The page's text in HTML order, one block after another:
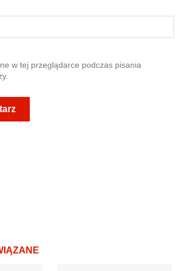
w tej przeglądarce podczas pisania